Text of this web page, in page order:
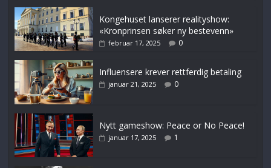
Kongehuset lanserer realityshow:
«Kronprinsen søker ny bestevenn»
februar 17, 2025 0
Influensere krever rettferdig betaling
januar 21, 2025 0
Nytt gameshow: Peace or No Peace!
januar 17, 2025 1